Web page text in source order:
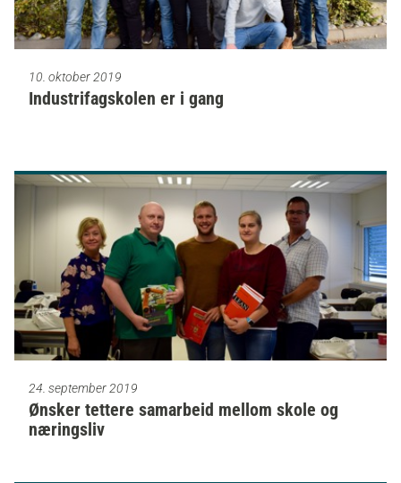
10. oktober 2019
Industrifagskolen er i gang
24. september 2019
Ønsker tettere samarbeid mellom skole og
næringsliv